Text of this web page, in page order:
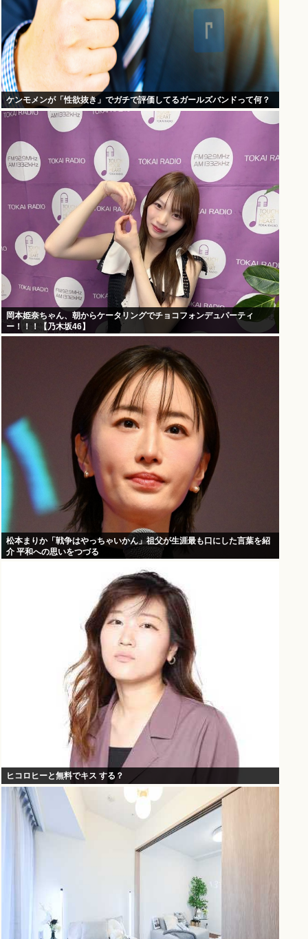
ケンモメンが「性欲抜き」でガチで評価してるガールズバンドって何？
岡本姫奈ちゃん、朝からケータリングでチョコフォンデュパーティ
ー！！！【乃木坂46】
松本まりか「戦争はやっちゃいかん」祖父が生涯最も口にした言葉を紹
介 平和への思いをつづる
ヒコロヒーと無料でキス する？